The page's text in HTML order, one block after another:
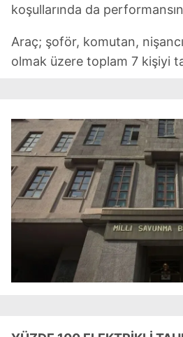
koşullarında da
Araç; şoför, komutan,
olmak üzere toplam 7 kişiyi